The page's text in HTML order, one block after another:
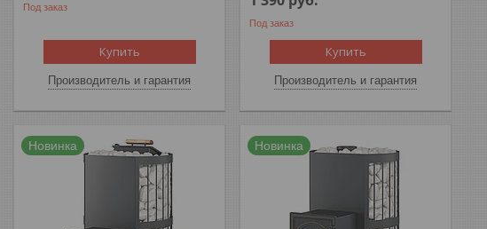
Под заказ
Купить
Производитель и гарантия
Под заказ
Купить
Производитель и гарантия
Новинка Новинка